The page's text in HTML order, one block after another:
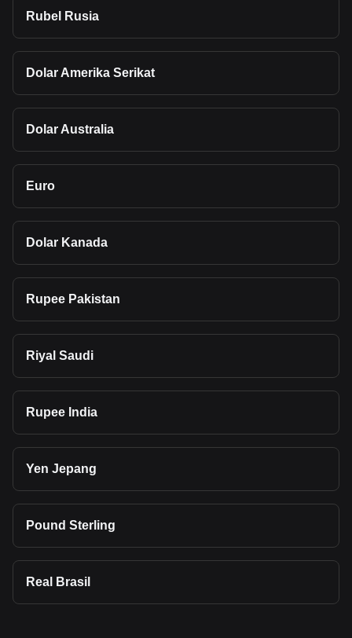
Rubel Rusia
Dolar Amerika Serikat
Dolar Australia
Euro
Dolar Kanada
Rupee Pakistan
Riyal Saudi
Rupee India
Yen Jepang
Pound Sterling
Real Brasil